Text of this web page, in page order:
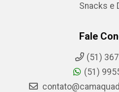
Snacks e
Fale
(51)
(51)